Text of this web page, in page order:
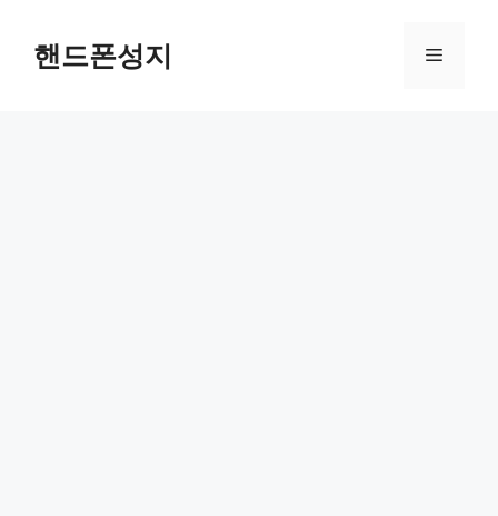
content핸드폰성지 Menu